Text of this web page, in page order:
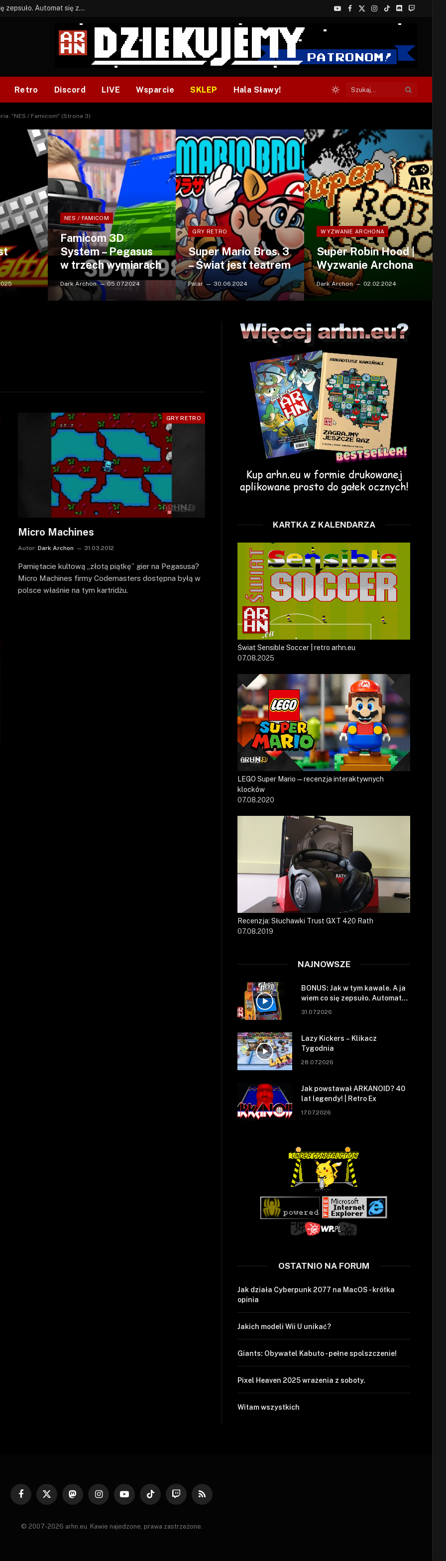
BONUS: Jak w tym kawale. A ja wiem co się zepsuło. Automat się zepsuł.
YouTube
Facebook
X
Instagram
TikTokDiscordTwitch
Retro Discord LIVE Wsparcie SKLEP Hala Sławy!
"NES / Famicom" (Strona 3)
NES / FAMICOM
Famicom 3D
System – Pegasus
w trzech wymiarach
Dark Archon 05.07.2024
GRY RETRO
Super Mario Bros. 3
– Świat jest teatrem
Palar 30.06.2024
WYZWANIE ARCHONA
Super Robin Hood |
Wyzwanie Archona
Dark Archon 02.02.2024
GRY RETRO
Micro Machines
Autor: Dark Archon 31.03.2012
Pamiętacie kultową „złotą piątkę” gier na Pegasusa?
Micro Machines firmy Codemasters dostępna byłą w
polsce właśnie na tym kartridżu.
KARTKA Z KALENDARZA
Świat Sensible Soccer | retro arhn.eu
07.08.2025
LEGO Super Mario — recenzja interaktywnych
klocków
07.08.2020
Recenzja: Słuchawki Trust GXT 420 Rath
07.08.2019
NAJNOWSZE
BONUS: Jak w tym kawale. A ja
wiem co się zepsuło. Automat
się zepsuł.
31.07.2026
Lazy Kickers – Klikacz
Tygodnia
28.07.2026
Jak powstawał ARKANOID? 40
lat legendy! | Retro Ex
17.07.2026
OSTATNIO NA FORUM
Jak działa Cyberpunk 2077 na MacOS - krótka
opinia
Jakich modeli Wii U unikać?
Giants: Obywatel Kabuto - pełne spolszczenie!
Pixel Heaven 2025 wrażenia z soboty.
Witam wszystkich
Facebook
X
MastodonInstagramYouTubeTikTok Twitch RSS
© 2007-2026 arhn.eu. Kawie najedzone, prawa zastrzeżone.